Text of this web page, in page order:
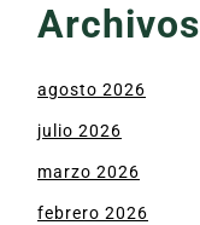
Archivos
agosto 2026
julio 2026
marzo 2026
febrero 2026